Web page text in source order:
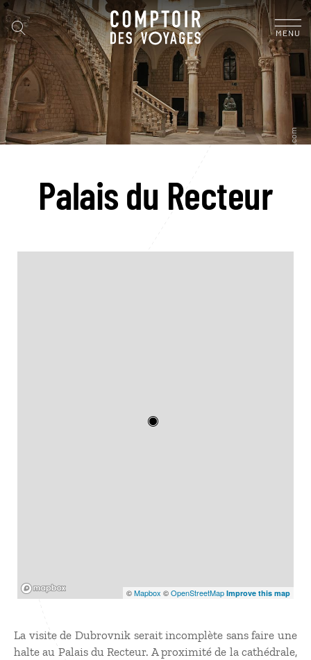
MENU
Palais du Recteur
©Mapbox ©OpenStreetMap Improve this map
La visite de Dubrovnik serait incomplète sans faire une
halte au Palais du Recteur. A proximité de la cathédrale,